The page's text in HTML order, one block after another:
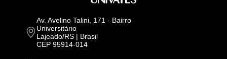
Av. Avelino Talini, 171 - Bairro
Universitário
Lajeado/RS | Brasil
CEP 95914-014